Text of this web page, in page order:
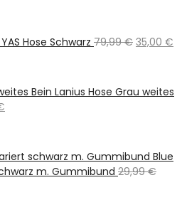
49,00 €25,00 €.
YAS Hose Schwarz 79,99€
79,99 €
35,00 €
Lanius Hose Grau weites
79,00 €.
Blue
m. Gummibund 29,99€